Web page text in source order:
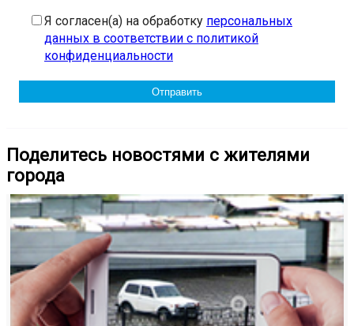
Я согласен(а) на обработку персональных
данных в соответствии с политикой
конфиденциальности
Поделитесь новостями с жителями
города